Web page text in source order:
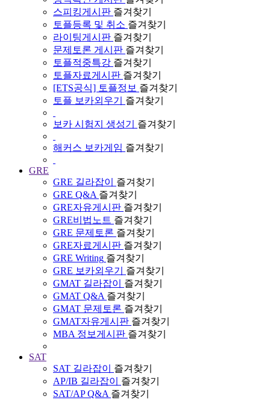
스피킹게시판 즐겨찾기
토플등록 및 취소 즐겨찾기
라이팅게시판 즐겨찾기
문제토론 게시판 즐겨찾기
토플적중특강 즐겨찾기
토플자료게시판 즐겨찾기
[ETS공식] 토플정보 즐겨찾기
토플 보카외우기
즐겨찾기
보카 시험지 생성기 즐겨찾기
해커스 보카게임 즐겨찾기
GRE
GRE 길라잡이
즐겨찾기
GRE Q&A 즐겨찾기
GRE자유게시판 즐겨찾기
GRE비법노트 즐겨찾기
GRE 문제토론 즐겨찾기
GRE자료게시판 즐겨찾기
GRE Writing 즐겨찾기
GRE 보카외우기
즐겨찾기
GMAT 길라잡이
즐겨찾기
GMAT Q&A 즐겨찾기
GMAT 문제토론 즐겨찾기
GMAT자유게시판 즐겨찾기
MBA 정보게시판 즐겨찾기
SAT
SAT 길라잡이
즐겨찾기
AP/IB 길라잡이
즐겨찾기
SAT/AP Q&A 즐겨찾기